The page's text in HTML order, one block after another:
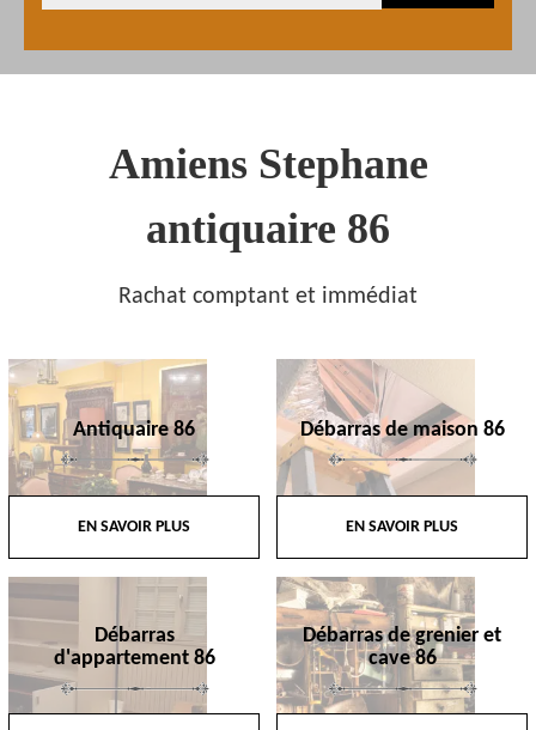
Amiens Stephane
antiquaire 86
Rachat comptant et immédiat
Antiquaire 86
EN SAVOIR PLUS
Débarras de maison 86
EN SAVOIR PLUS
Débarras
d'appartement 86
Débarras de grenier et
cave 86